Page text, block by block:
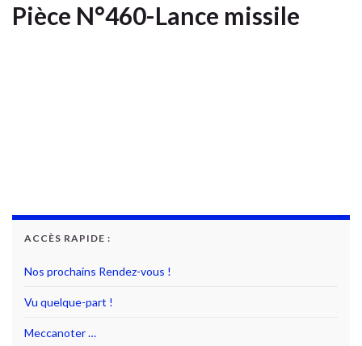
Pièce N°460-Lance missile
ACCÈS RAPIDE :
Nos prochains Rendez-vous !
Vu quelque-part !
Meccanoter …